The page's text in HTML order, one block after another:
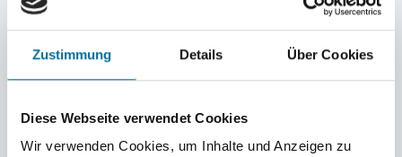
Zustimmung Details Über Cookies
Diese Webseite verwendet Cookies
Wir verwenden Cookies, um Inhalte und Anzeigen zu